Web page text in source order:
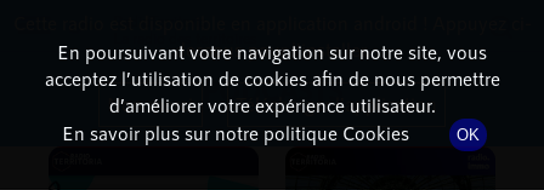
PODCASTS
En poursuivant votre navigation sur notre site, vous
acceptez l’utilisation de cookies afin de nous permettre
d’améliorer votre expérience utilisateur.
En savoir plus sur notre politique Cookies
OK
dessous pour l'installer.
Non merci Télécharger l'application